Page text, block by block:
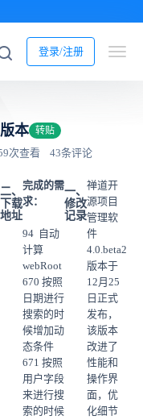
登录/注册
本 转贴
次查看 43条评论
禅道开
源项目
管理软
件
4.0.beta2
版本于
12月25
日正式
发布，
该版本
改进了
性能和
操作界
面，优
化细节
一、
修改
记录
完成的需
求：
94 自动
计算
webRoot
670 按照
日期进行
搜索的时
候增加动
态条件
671 按照
用户字段
来进行搜
索的时候
二、
下载
地址